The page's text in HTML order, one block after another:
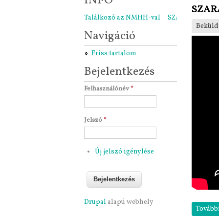
Találkozó az NMHH-val SZARÁMA
Navigáció
Friss tartalom
Bejelentkezés
Felhasználónév *
Jelszó *
Új jelszó igénylése
Drupal alapú webhely